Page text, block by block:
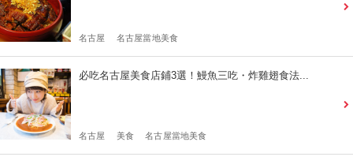
名古屋 名古屋當地美食
必吃名古屋美食店鋪3選！鰻魚三吃・炸雞翅食法...
名古屋 美食 名古屋當地美食